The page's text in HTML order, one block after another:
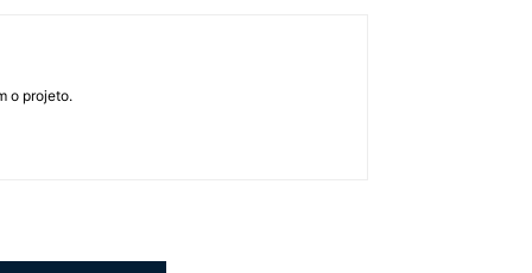
o projeto.